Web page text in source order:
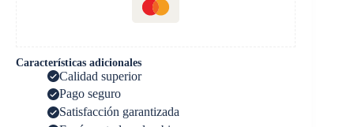
Características adicionales
Calidad superior
Pago seguro
Satisfacción garantizada